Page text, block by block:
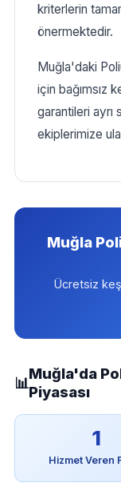
kriterlerin
önermektedir.
Muğla'daki
için bağımsız
garantileri ayrı
ekiplerimize
Muğla
Ücretsiz
📊
Muğla'da
Piyasası
1
Hizmet Veren